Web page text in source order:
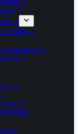
+
+
+
+
+
+
+
+
+